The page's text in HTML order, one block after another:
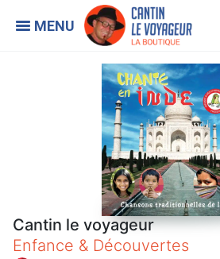
Cantin le voyageur
Enfance & Découvertes